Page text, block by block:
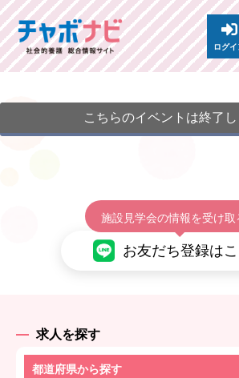
ログイ
こちらのイベントは終了
施設見学会の情報を受け取
お友だち登録は
求人を探す
都道府県から探す